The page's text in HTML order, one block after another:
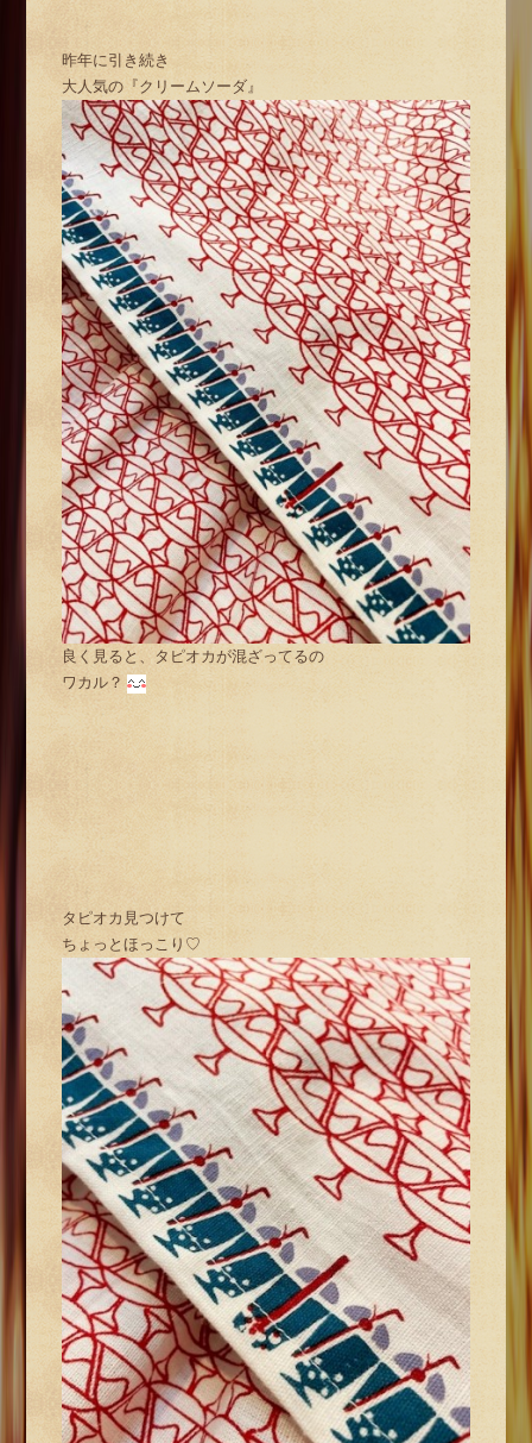
昨年に引き続き
大人気の『クリームソーダ』
良く見ると、タピオカが混ざってるの
ワカル？
タピオカ見つけて
ちょっとほっこり♡